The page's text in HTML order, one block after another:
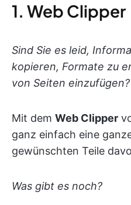
1. Web Clipper
Sind Sie es leid,
kopieren, Formate zu
von Seiten einzufügen?
Mit dem Web Clipper
ganz einfach eine
gewünschten Teile
Was gibt es noch?